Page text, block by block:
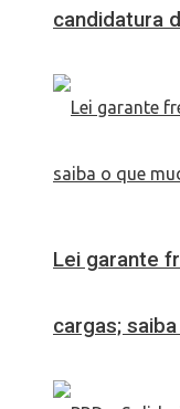
candidatura
Lei garante
cargas;